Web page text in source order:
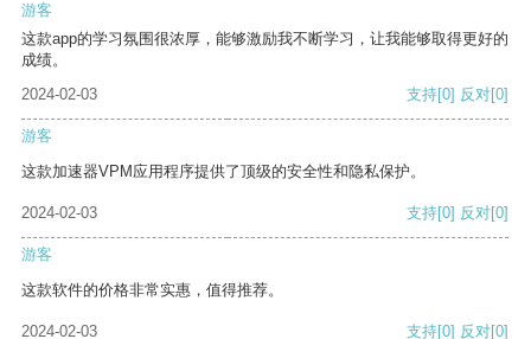
游客
这款app的学习氛围很浓厚，能够激励我不断学习，让我能够取得更好的
成绩。
2024-02-03
支持[0] 反对[0]
游客
这款加速器VPM应用程序提供了顶级的安全性和隐私保护。
2024-02-03 支持[0] 反对[0]
游客
这款软件的价格非常实惠，值得推荐。
2024-02-03 支持[0] 反对[0]